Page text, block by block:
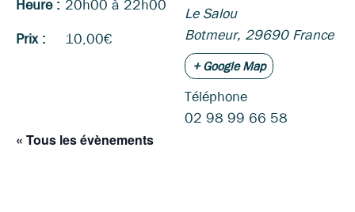
Heure : 20h00 à 22h00
Prix :
10,00€
Le Salou
Botmeur, 29690 France
+ Google Map
Téléphone
02 98 99 66 58
« Tous les évènements